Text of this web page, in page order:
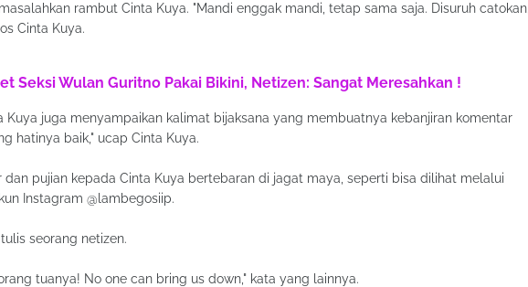
rambut Cinta Kuya. "Mandi enggak mandi, tetap sama saja. Disuruh catokan,
Cinta Kuya.
Seksi Wulan Guritno Pakai Bikini, Netizen: Sangat Meresahkan !
Kuya juga menyampaikan kalimat bijaksana yang membuatnya kebanjiran komentar
hatinya baik," ucap Cinta Kuya.
dan pujian kepada Cinta Kuya bertebaran di jagat maya, seperti bisa dilihat melalui
Instagram @lambegosiip.
seorang netizen.
tuanya! No one can bring us down," kata yang lainnya.